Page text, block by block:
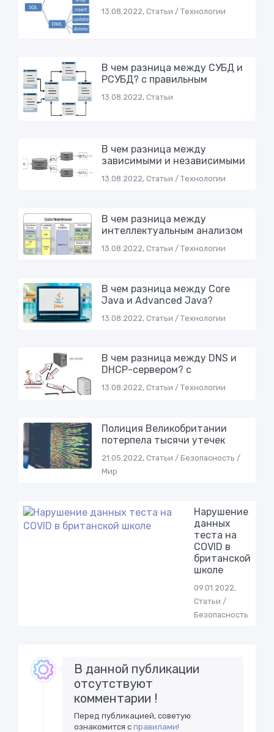
13.08.2022, Статьи / Технологии
В чем разница между СУБД и
РСУБД? с правильным
13.08.2022, Статьи
В чем разница между
зависимыми и независимыми
13.08.2022, Статьи / Технологии
В чем разница между
интеллектуальным анализом
13.08.2022, Статьи / Технологии
В чем разница между Core
Java и Advanced Java?
13.08.2022, Статьи / Технологии
В чем разница между DNS и
DHCP-сервером? с
13.08.2022, Статьи / Технологии
Полиция Великобритании
потерпела тысячи утечек
21.05.2022, Статьи / Безопасность /
Мир
Нарушeниe
дaнных
тeстa на
СОVID в
бритaнскoй
шкoле
09.01.2022,
Статьи /
Безопасность
В данной публикации
отсутствуют
комментарии !
Перед публикацией, советую
ознакомится справилами!